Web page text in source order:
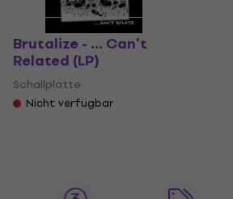
Brutalize - ... Can't
Related (LP)
Schallplatte
Nicht verfügbar